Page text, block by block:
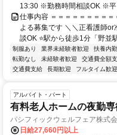
13:30 ※勤務時間相談OK ※平
仕事内容 ＝＝＝＝＝＝＝＝
よる募集です ＼＼正看護師or
談OK ⭐駅から徒歩1分「野並
制服あり 業界未経験者歓迎 扶養内
転勤なし
未経験者歓迎 交通費全額
交通費支給
長期歓迎 フルタイム歓迎
アルバイト・パート
有料老人ホームの夜勤
パシフィックウェルフェア株式
日給27,660円以上